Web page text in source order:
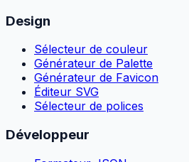
Design
Sélecteur de couleur
Générateur de Palette
Générateur de Favicon
Éditeur SVG
Sélecteur de polices
Développeur